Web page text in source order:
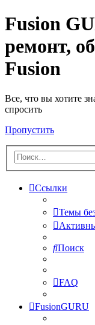
Fusion
ремонт,
Fusion
Все, что вы хотите
спросить
Пропустить
Ссылки
Темы
Поиск
FAQ
FusionGURU